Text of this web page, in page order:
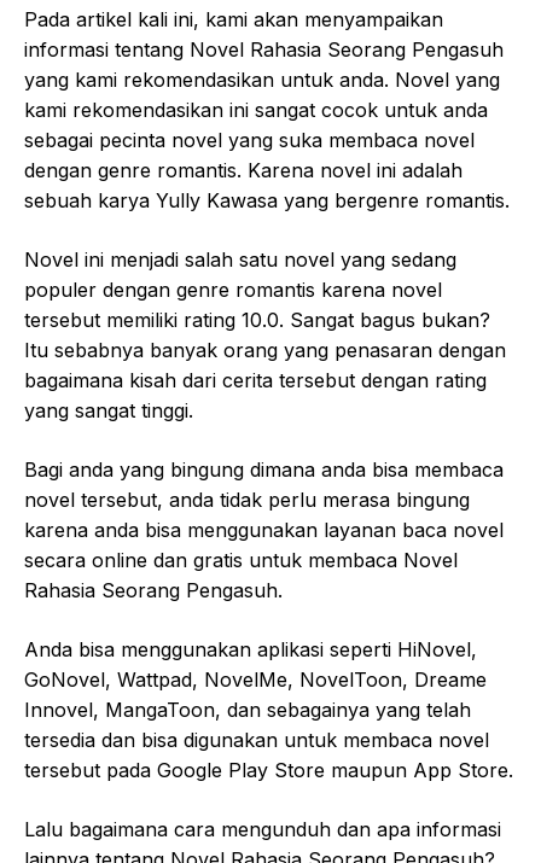
Pada artikel kali ini, kami akan menyampaikan
informasi tentang Novel Rahasia Seorang Pengasuh
yang kami rekomendasikan untuk anda. Novel yang
kami rekomendasikan ini sangat cocok untuk anda
sebagai pecinta novel yang suka membaca novel
dengan genre romantis. Karena novel ini adalah
sebuah karya Yully Kawasa yang bergenre romantis.
Novel ini menjadi salah satu novel yang sedang
populer dengan genre romantis karena novel
tersebut memiliki rating 10.0. Sangat bagus bukan?
Itu sebabnya banyak orang yang penasaran dengan
bagaimana kisah dari cerita tersebut dengan rating
yang sangat tinggi.
Bagi anda yang bingung dimana anda bisa membaca
novel tersebut, anda tidak perlu merasa bingung
karena anda bisa menggunakan layanan baca novel
secara online dan gratis untuk membaca Novel
Rahasia Seorang Pengasuh.
Anda bisa menggunakan aplikasi seperti HiNovel,
GoNovel, Wattpad, NovelMe, NovelToon, Dreame
Innovel, MangaToon, dan sebagainya yang telah
tersedia dan bisa digunakan untuk membaca novel
tersebut pada Google Play Store maupun App Store.
Lalu bagaimana cara mengunduh dan apa informasi